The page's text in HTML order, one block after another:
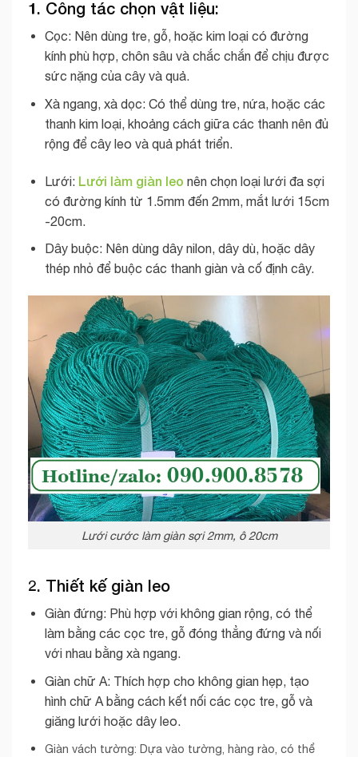
1. Công tác chọn vật liệu:
Cọc: Nên dùng tre, gỗ, hoặc kim loại có đường
kính phù hợp, chôn sâu và chắc chắn để chịu được
sức nặng của cây và quả.
Xà ngang, xà dọc: Có thể dùng tre, nứa, hoặc các
thanh kim loại, khoảng cách giữa các thanh nên đủ
rộng để cây leo và quả phát triển.
Lưới: Lưới làm giàn leo nên chọn loại lưới đa sợi
có đường kính từ 1.5mm đến 2mm, mắt lưới 15cm
-20cm.
Dây buộc: Nên dùng dây nilon, dây dù, hoặc dây
thép nhỏ để buộc các thanh giàn và cố định cây.
Lưới cước làm giàn sợi 2mm, ô 20cm
2. Thiết kế giàn leo
Giàn đứng: Phù hợp với không gian rộng, có thể
làm bằng các cọc tre, gỗ đóng thẳng đứng và nối
với nhau bằng xà ngang.
Giàn chữ A: Thích hợp cho không gian hẹp, tạo
hình chữ A bằng cách kết nối các cọc tre, gỗ và
giăng lưới hoặc dây leo.
Giàn vách tường: Dựa vào tường, hàng rào, có thể